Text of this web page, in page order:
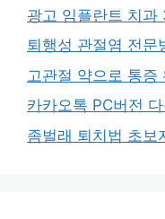
광고 임플란트 치과
퇴행성 관절염 전문
고관절 약으로 통증
카카오톡 PC버전
좀벌래 퇴치법 초보